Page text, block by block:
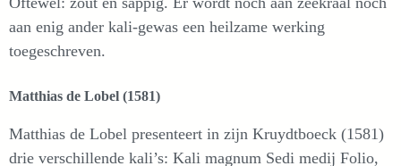
aan enig ander kali-gewas een heilzame werking
toegeschreven.
Matthias de Lobel (1581)
Matthias de Lobel presenteert in zijn Kruydtboeck (1581)
drie verschillende kali’s: Kali magnum Sedi medij Folio,